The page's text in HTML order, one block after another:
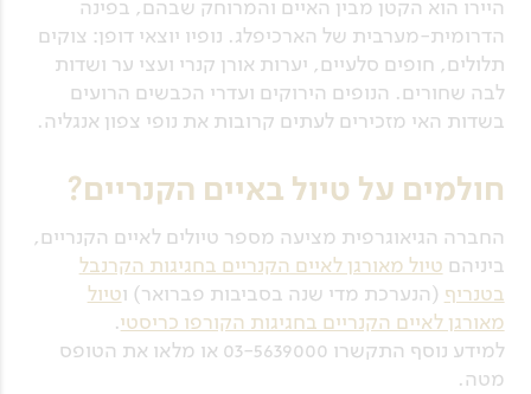
היירו הוא הקטן מבין האיים והמרוחק שבהם, בפינה
הדרומית-מערבית של הארכיפלג. נופיו יוצאי דופן: צוקים
תלולים, חופים סלעיים, יערות אורן קנרי ועצי ער ושדות
לבה שחורים. הנופים הירוקים ועדרי הכבשים הרועים
בשדות האי מזכירים לעתים קרובות את נופי צפון אנגליה.
חולמים על טיול באיים הקנריים?
החברה הגיאוגרפית מציעה מספר טיולים לאיים הקנריים,
ביניהם טיול מאורגן לאיים הקנריים בחגיגות הקרנבל
בטנריף (הנערכת מדי שנה בסביבות פברואר) וטיול
מאורגן לאיים הקנריים בחגיגות הקורפו כריסטי.
למידע נוסף התקשרו 03-5639000 או מלאו את הטופס
מטה.